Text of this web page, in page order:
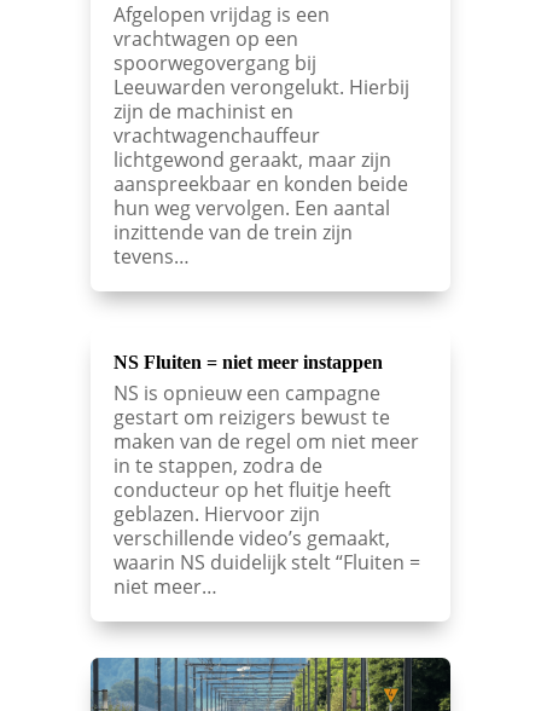
Afgelopen vrijdag is een
vrachtwagen op een
spoorwegovergang bij
Leeuwarden verongelukt. Hierbij
zijn de machinist en
vrachtwagenchauffeur
lichtgewond geraakt, maar zijn
aanspreekbaar en konden beide
hun weg vervolgen. Een aantal
inzittende van de trein zijn
tevens…
NS Fluiten = niet meer instappen
NS is opnieuw een campagne
gestart om reizigers bewust te
maken van de regel om niet meer
in te stappen, zodra de
conducteur op het fluitje heeft
geblazen. Hiervoor zijn
verschillende video’s gemaakt,
waarin NS duidelijk stelt “Fluiten =
niet meer…